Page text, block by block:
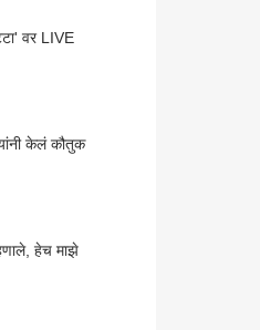
वर LIVE
आहे ई-रिक्षा; आनंद महिंद्रा यांनी केलं कौतुक
हेच माझे